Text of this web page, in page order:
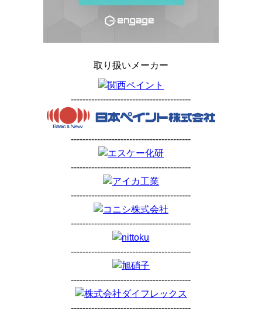
取り扱いメーカー
-----------------------------------------
-----------------------------------------
-----------------------------------------
-----------------------------------------
-----------------------------------------
-----------------------------------------
-----------------------------------------
-----------------------------------------